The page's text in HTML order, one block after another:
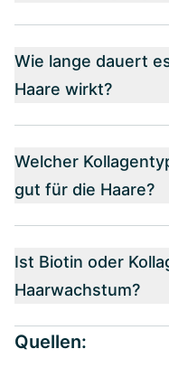
Wie lange dauert
Haare wirkt?
Welcher
gut für die Haare?
Ist Biotin oder
Haarwachstum?
Quellen: